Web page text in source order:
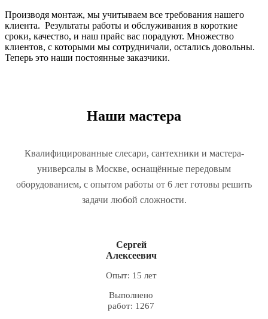
Производя монтаж, мы учитываем все требования нашего
клиента. Результаты работы и обслуживания в короткие
сроки, качество, и наш прайс вас порадуют. Множество
клиентов, с которыми мы сотрудничали, остались довольны.
Теперь это наши постоянные заказчики.
Наши мастера
Квалифицированные слесари, сантехники и мастера-
универсалы в Москве, оснащённые передовым
оборудованием, с опытом работы от 6 лет готовы решить
задачи любой сложности.
Сергей
Алексеевич
Опыт: 15 лет
Выполнено
работ: 1267